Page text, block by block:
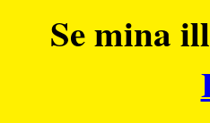
Se mina